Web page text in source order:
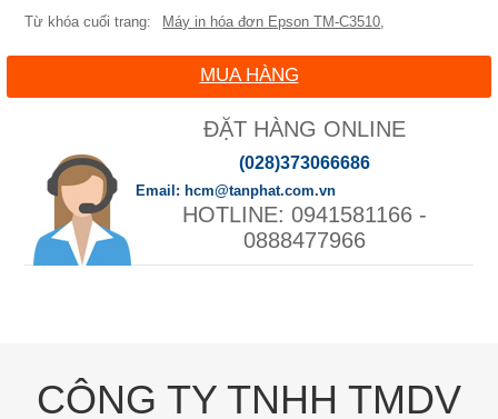
Máy in hóa đơn Epson TM-C3510,
MUA HÀNG
ĐẶT HÀNG ONLINE
(028)373066686
0941581166 -
0888477966
hcm@tanphat.com.vn
CÔNG TY TNHH TMDV